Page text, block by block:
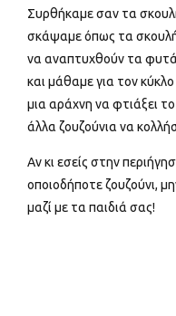
Συρθήκαμε σαν τα
σκάψαμε όπως τα
να αναπτυχθούν τα
και μάθαμε για τον
μια αράχνη να φτιάξει
άλλα ζουζούνια να
Αν κι εσείς στην
οποιοδήποτε ζουζούνι,
μαζί με τα παιδιά σας!